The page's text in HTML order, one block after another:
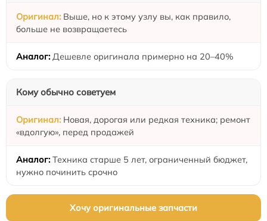
Выше, но к этому узлу вы, как правило,
больше не возвращаетесь
Дешевле оригинала примерно на 20–40%
Кому обычно советуем
Новая, дорогая или редкая техника; ремонт
«вдолгую», перед продажей
Техника старше 5 лет, ограниченный бюджет,
нужно починить срочно
Хочу оригинальные запчасти